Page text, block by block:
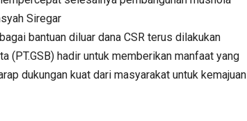
Siregar
bantuan diluar dana CSR terus dilakukan
(PT.GSB) hadir untuk memberikan manfaat yang
dukungan kuat dari masyarakat untuk kemajuan